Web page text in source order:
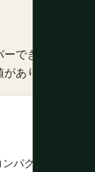
できます。さ
あります。
パクト。オ